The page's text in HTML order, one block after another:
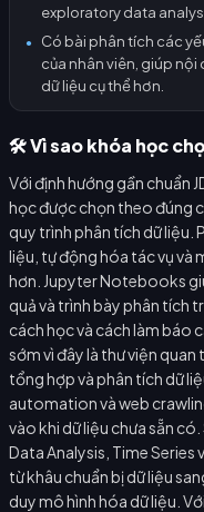
exploratory data
●
Có bài phân tích các
của nhân viên, giúp
dữ liệu cụ thể hơn.
🛠️ Vì sao khóa học
Với định hướng gần chuẩn
học được chọn theo đúng
quy trình phân tích dữ liệu.
liệu, tự động hóa tác vụ và
hơn. Jupyter Notebooks
quả và trình bày phân tích
cách học và cách làm báo
sớm vì đây là thư viện
tổng hợp và phân tích dữ
automation và web
vào khi dữ liệu chưa sẵn
Data Analysis, Time
từ khâu chuẩn bị dữ liệu
duy mô hình hóa dữ liệu.